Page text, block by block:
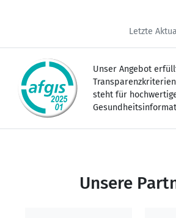
Letzte
Unser Angebot
steht für
Unsere